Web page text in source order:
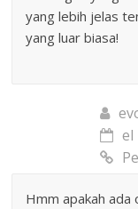
yang lebih jelas
yang luar biasa!
el
Hmm apakah ada